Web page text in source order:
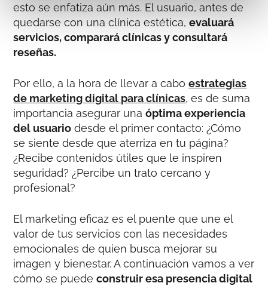
esto se enfatiza aún más. El usuario, antes de
quedarse con una clínica estética,evaluará
servicios, comparará clínicas y consultará
reseñas.
Por ello, a la hora de llevar a caboestrategias
de marketing digital para clínicas, es de suma
importancia asegurar unaóptima experiencia
del usuario desde el primer contacto: ¿Cómo
se siente desde que aterriza en tu página?
¿Recibe contenidos útiles que le inspiren
seguridad? ¿Percibe un trato cercano y
profesional?
El marketing eficaz es el puente que une el
valor de tus servicios con las necesidades
emocionales de quien busca mejorar su
imagen y bienestar. A continuación vamos a ver
cómo se puedeconstruir esa presencia digital